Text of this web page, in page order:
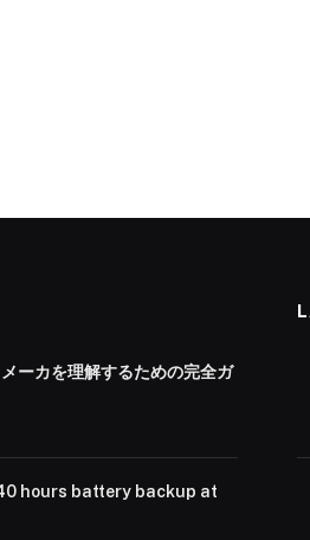
ーカを理解するための完全ガ
hours battery backup at